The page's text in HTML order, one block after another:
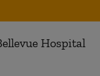
Hospital